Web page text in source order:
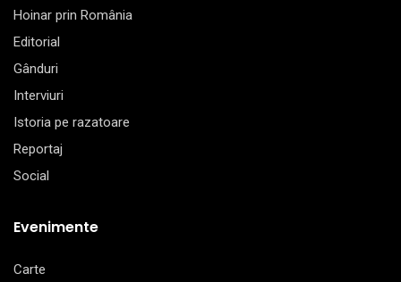
Hoinar prin România
Editorial
Gânduri
Interviuri
Istoria pe razatoare
Reportaj
Social
Evenimente
Carte